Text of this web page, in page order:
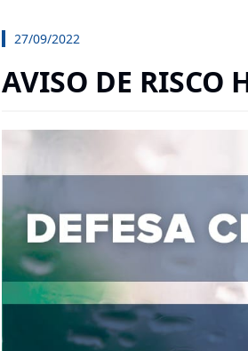
27/09/2022
AVISO DE RISCO